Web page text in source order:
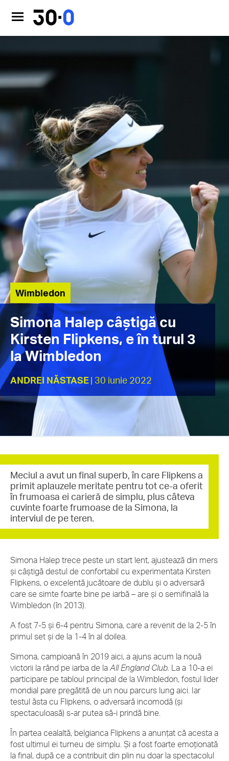
Wimbledon
Simona Halep câștigă cu
Kirsten Flipkens, e în turul 3
la Wimbledon
ANDREI NĂSTASE| 30 iunie 2022
Meciul a avut un final superb, în care Flipkens a
primit aplauzele meritate pentru tot ce-a oferit
în frumoasa ei carieră de simplu, plus câteva
cuvinte foarte frumoase de la Simona, la
interviul de pe teren.
Simona Halep trece peste un start lent, ajustează din mers
și câștigă destul de confortabil cu experimentata Kirsten
Flipkens, o excelentă jucătoare de dublu și o adversară
care se simte foarte bine pe iarbă – are și o semifinală la
Wimbledon (în 2013).
A fost 7-5 și 6-4 pentru Simona, care a revenit de la 2-5 în
primul set și de la 1-4 în al doilea.
Simona, campioană în 2019 aici, a ajuns acum la nouă
victorii la rând pe iarba de laAll England Club. La a 10-a ei
participare pe tabloul principal de la Wimbledon, fostul lider
mondial pare pregătită de un nou parcurs lung aici. Iar
testul ăsta cu Flipkens, o adversară incomodă (și
spectaculoasă) s-ar putea să-i prindă bine.
În partea cealaltă, belgianca Flipkens a anunțat că acesta a
fost ultimul ei turneu de simplu. Și a fost foarte emoționată
la final, după ce a contribuit din plin nu doar la spectacolul